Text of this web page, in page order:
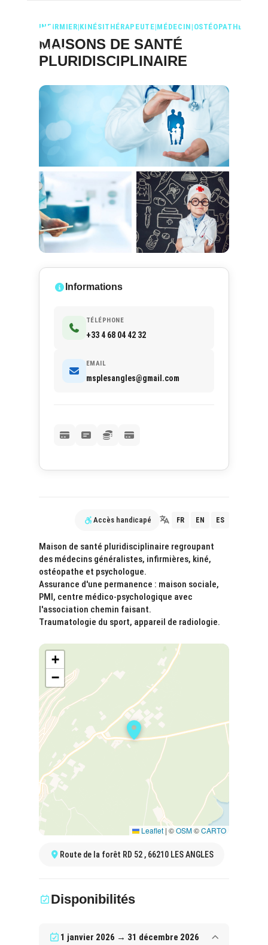
MAISONS DE SANTÉ
PLURIDISCIPLINAIRE
Accès handicapé FR EN ES
Maison de santé pluridisciplinaire regroupant
des médecins généralistes, infirmières, kiné,
ostéopathe et psychologue.
Assurance d'une permanence : maison sociale,
PMI, centre médico-psychologique avec
l'association chemin faisant.
Traumatologie du sport, appareil de radiologie.
+
−
Leaflet | ©OSM©CARTO
Route de la forêt RD 52 , 66210 LES ANGLES
Disponibilités
1 janvier 2026 → 31 décembre 2026
Informations
TÉLÉPHONE
+33 4 68 04 42 32
EMAIL
msplesangles@gmail.com